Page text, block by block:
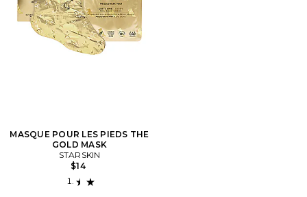
MASQUE POUR LES PIEDS THE
GOLD MASK
STARSKIN
$14